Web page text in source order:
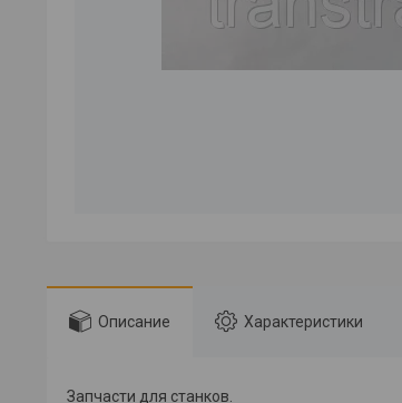
Описание Характеристики
Запчасти для станков.